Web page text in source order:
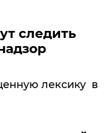
следить
лексику в